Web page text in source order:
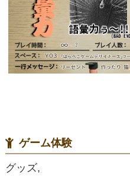
ゲーム体験
グッズ,